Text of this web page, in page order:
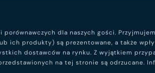
dla naszych gości.
ich produkty) są prezentowane, a także
dostawców na rynku. Z wyjątkiem
na tej stronie są odrzucane.